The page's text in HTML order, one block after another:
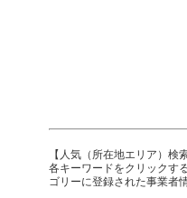
【人気（所在地エリア）検
各キーワードをクリックす
ゴリーに登録された事業者